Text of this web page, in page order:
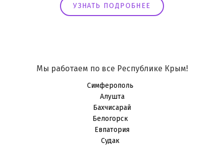
УЗНАТЬ ПОДРОБНЕЕ
Мы работаем по все Республике Крым!
Симферополь
Алушта
Бахчисарай
Белогорск
Евпатория
Судак